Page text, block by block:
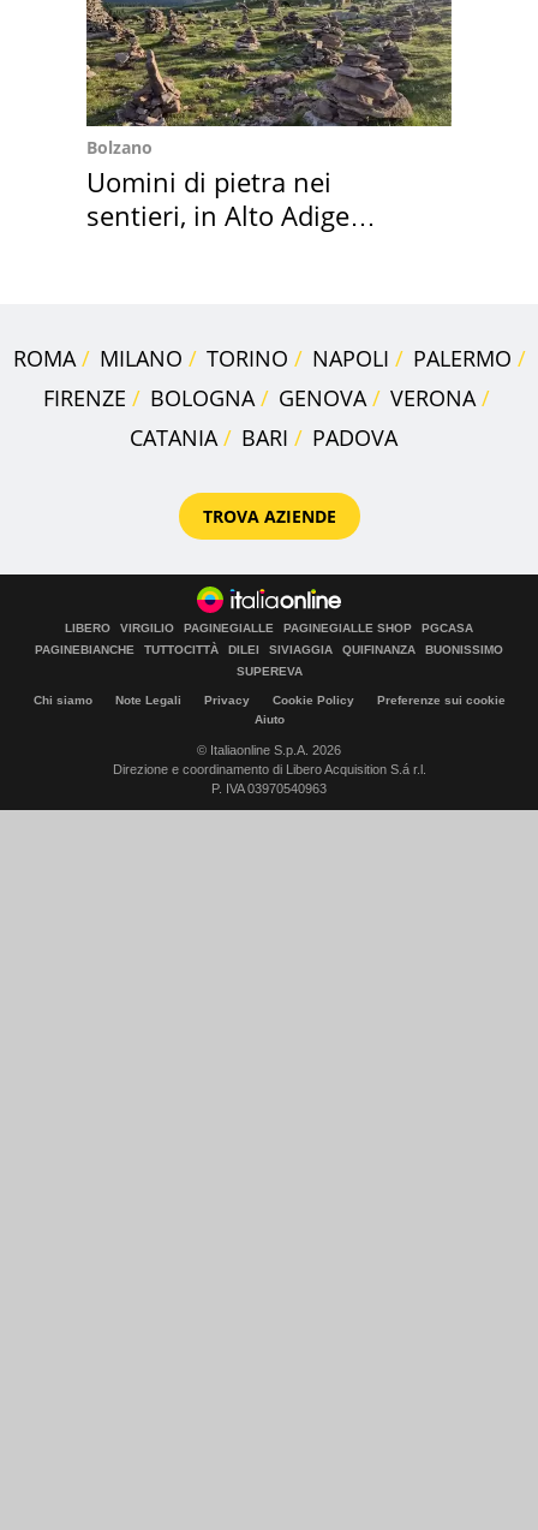
Bolzano
Uomini di pietra nei
sentieri, in Alto Adige
ROMA MILANO TORINO NAPOLI
PALERMO
FIRENZE
BOLOGNA GENOVA
VERONA
CATANIA
BARI PADOVA
TROVA AZIENDE
LIBERO VIRGILIO PAGINEGIALLE PAGINEGIALLE SHOP
PGCASA
PAGINEBIANCHE
TUTTOCITTÀ DILEI SIVIAGGIA QUIFINANZA
BUONISSIMO
SUPEREVA
Chi siamo Note Legali Privacy Cookie Policy
Preferenze sui cookie
Aiuto
© Italiaonline S.p.A. 2026
Direzione e coordinamento di Libero Acquisition S.á r.l.
P. IVA 03970540963